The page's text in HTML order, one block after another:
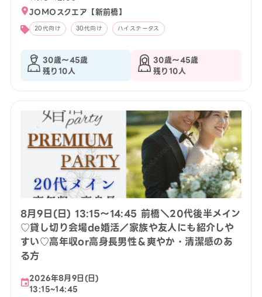
JOMOスクエア【新前橋】
20代向け 30代向け ハイステータス
30歳〜45歳
残り10人
30歳〜45歳
残り10人
8月9日(日) 13:15〜14:45 前橋＼20代後半メイン
♡貸し切り会場de婚活／家族や友人にも紹介しや
すい♡高年収or高身長男性＆爽やか・清潔感のあ
る方
2026年8月9日(日)
13:15~14:45